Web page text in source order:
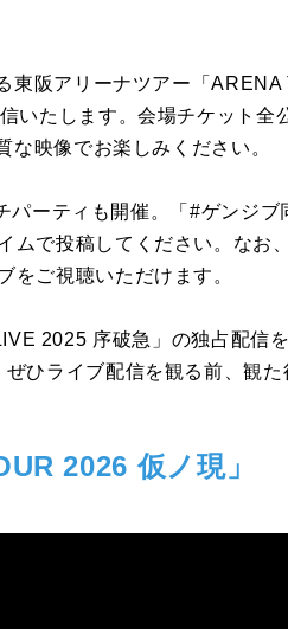
東阪アリーナツアー「
いたします。会場チケット全
映像でお楽しみください。
ーティも開催。「#ゲンジブ
ムで投稿してください。なお
をご視聴いただけます。
2025 序破急」の独占配信
ひライブ配信を観る前、観た
2026 仮ノ現」